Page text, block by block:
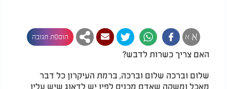
א א הוספת תגובה
האם צריך כשרות לדבש?
שלום וברכה שלום וברכה, ברמת העיקרון כל דבר
מאכל ומשקה שאדם מכניס לפיו יש לדאוג שיש עליו